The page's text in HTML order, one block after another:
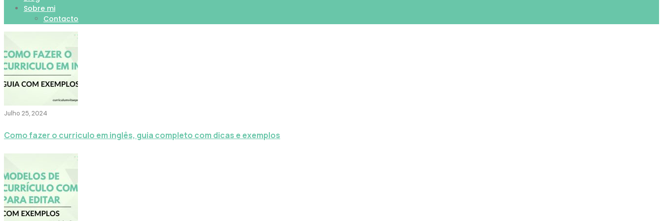
Sobre mi
Contacto
Julho 25, 2024
Como fazer o curriculo em inglês, guia completo com dicas e exemplos